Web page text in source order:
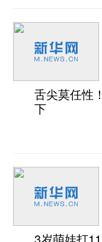
舌尖莫任性
下